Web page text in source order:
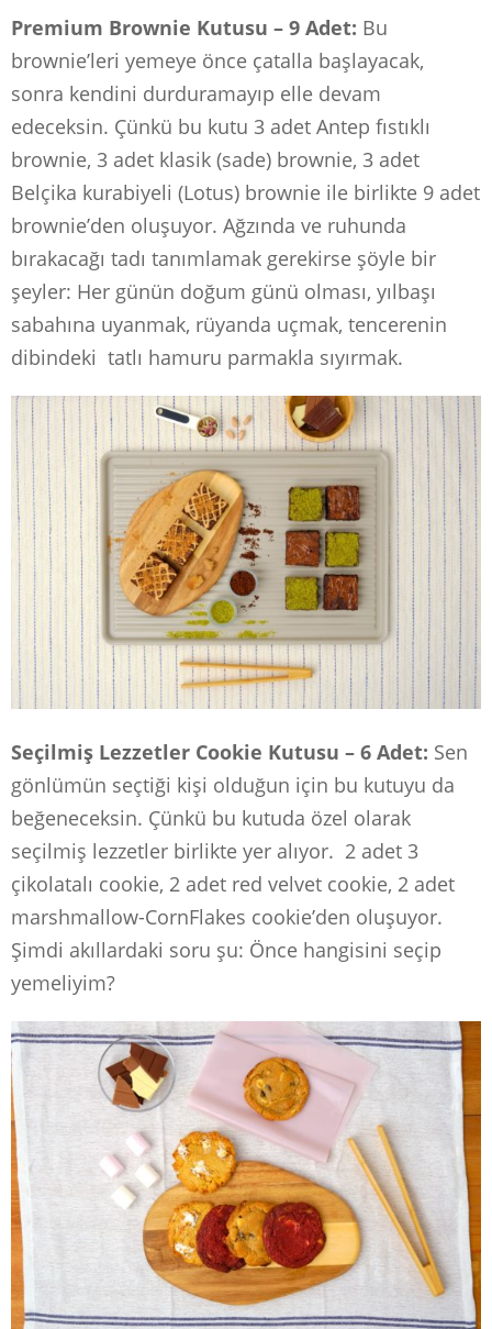
Premium Brownie Kutusu – 9 Adet: Bu
brownie’leri yemeye önce çatalla başlayacak,
sonra kendini durduramayıp elle devam
edeceksin. Çünkü bu kutu 3 adet Antep fıstıklı
brownie, 3 adet klasik (sade) brownie, 3 adet
Belçika kurabiyeli (Lotus) brownie ile birlikte 9 adet
brownie’den oluşuyor. Ağzında ve ruhunda
bırakacağı tadı tanımlamak gerekirse şöyle bir
şeyler: Her günün doğum günü olması, yılbaşı
sabahına uyanmak, rüyanda uçmak, tencerenin
dibindeki tatlı hamuru parmakla sıyırmak.
Seçilmiş Lezzetler Cookie Kutusu – 6 Adet: Sen
gönlümün seçtiği kişi olduğun için bu kutuyu da
beğeneceksin. Çünkü bu kutuda özel olarak
seçilmiş lezzetler birlikte yer alıyor. 2 adet 3
çikolatalı cookie, 2 adet red velvet cookie, 2 adet
marshmallow-CornFlakes cookie’den oluşuyor.
Şimdi akıllardaki soru şu: Önce hangisini seçip
yemeliyim?